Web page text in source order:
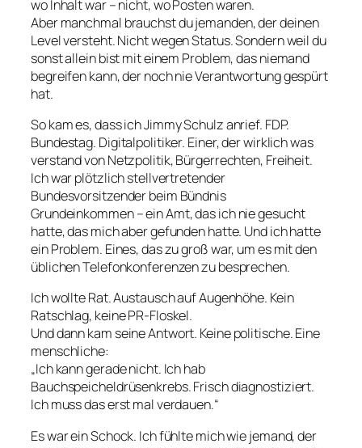
wo Inhalt war – nicht, wo Posten waren.
Aber manchmal brauchst du jemanden, derdeinen
Levelversteht. Nicht wegen Status. Sondern weil du
sonst allein bist mit einem Problem, das niemand
begreifen kann, der noch nie Verantwortung gespürt
hat.
So kam es, dass ich Jimmy Schulz anrief. FDP.
Bundestag. Digitalpolitiker. Einer, der wirklich was
verstand von Netzpolitik, Bürgerrechten, Freiheit.
Ich war plötzlich stellvertretender
Bundesvorsitzender beim Bündnis
Grundeinkommen – ein Amt, das ich nie gesucht
hatte, das mich aber gefunden hatte. Und ich hatte
ein Problem. Eines, das zu groß war, um es mit den
üblichen Telefonkonferenzen zu besprechen.
Ich wollte Rat. Austausch auf Augenhöhe. Kein
Ratschlag, keine PR-Floskel.
Und dann kam seine Antwort. Keine politische. Eine
menschliche:
„Ich kann gerade nicht. Ich hab
Bauchspeicheldrüsenkrebs. Frisch diagnostiziert.
Ich muss das erst mal verdauen.“
Es war ein Schock. Ich fühlte mich wie jemand, der